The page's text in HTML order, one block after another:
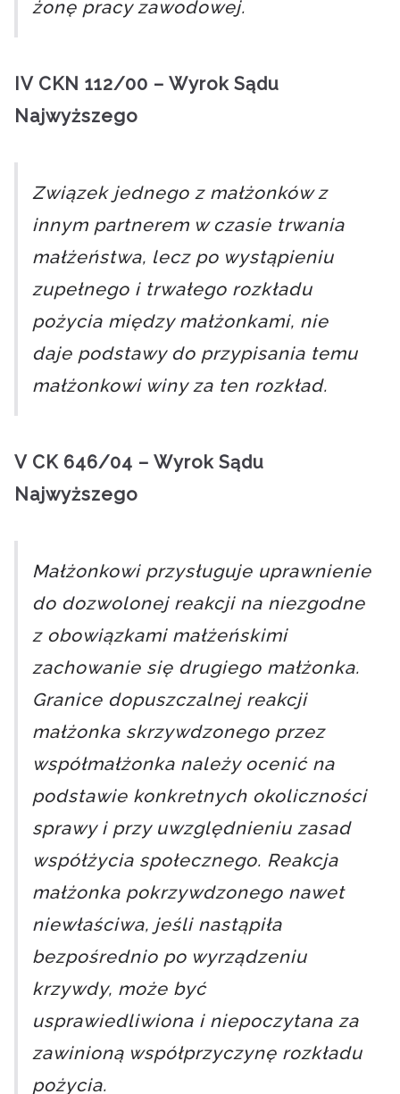
żonę pracy zawodowej.
IV CKN 112/00 – Wyrok Sądu
Najwyższego
Związek jednego z małżonków z
innym partnerem w czasie trwania
małżeństwa, lecz po wystąpieniu
zupełnego i trwałego rozkładu
pożycia między małżonkami, nie
daje podstawy do przypisania temu
małżonkowi winy za ten rozkład.
V CK 646/04 – Wyrok Sądu
Najwyższego
Małżonkowi przysługuje uprawnienie
do dozwolonej reakcji na niezgodne
z obowiązkami małżeńskimi
zachowanie się drugiego małżonka.
Granice dopuszczalnej reakcji
małżonka skrzywdzonego przez
współmałżonka należy ocenić na
podstawie konkretnych okoliczności
sprawy i przy uwzględnieniu zasad
współżycia społecznego. Reakcja
małżonka pokrzywdzonego nawet
niewłaściwa, jeśli nastąpiła
bezpośrednio po wyrządzeniu
krzywdy, może być
usprawiedliwiona i niepoczytana za
zawinioną współprzyczynę rozkładu
pożycia.